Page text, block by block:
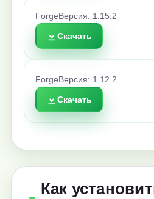
Forge Версия: 1.15.2
Скачать
Forge Версия: 1.12.2
Скачать
Как